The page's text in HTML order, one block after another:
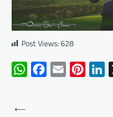
Post Views:628
WhatsApp
Facebook
Email
Post
⟵